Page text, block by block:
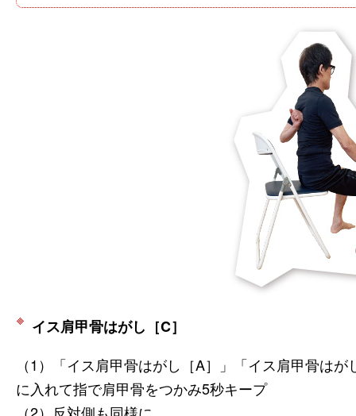
イス肩甲骨はがし［C］
（1）「イス肩甲骨はがし［A］」「イス肩甲骨は
に入れて指で肩甲骨をつかみ5秒キープ